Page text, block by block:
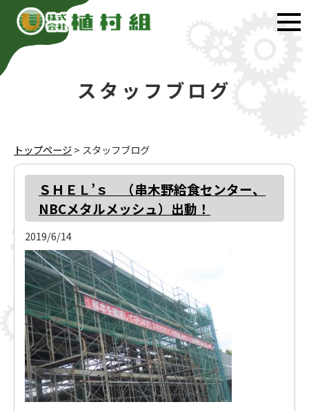
スタッフブログ
トップページ> スタッフブログ
ＳＨＥＬ’ｓ （串木野給食センター、
NBCメタルメッシュ）出動！
2019/6/14